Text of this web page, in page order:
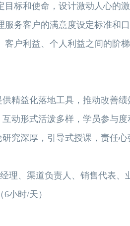
标和使命，设计激动人心的
务客户的满意度设定标准和
户利益、个人利益之间的阶
精益化落地工具，推动改善绩
动形式活泼多样，学员参与度
究深厚，引导式授课，责任心
理、渠道负责人、销售代表、
6小时/天）